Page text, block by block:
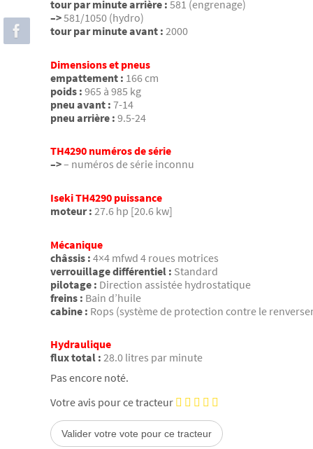
tour par minute arrière : 581 (engrenage)
–>581/1050 (hydro)
tour par minute avant : 2000
Dimensions et pneus
empattement : 166 cm
poids : 965 à 985 kg
pneu avant : 7-14
pneu arrière : 9.5-24
TH4290 numéros de série
–>– numéros de série inconnu
Iseki TH4290 puissance
moteur : 27.6 hp [20.6 kw]
Mécanique
châssis : 4×4 mfwd 4 roues motrices
verrouillage différentiel : Standard
pilotage : Direction assistée hydrostatique
freins : Bain d’huile
cabine : Rops (système de protection contre le
Hydraulique
flux total : 28.0 litres par minute
Pas encore noté.
Votre avis pour ce tracteur